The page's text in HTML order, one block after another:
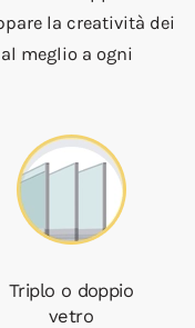
la creatività dei
meglio a ogni
Triplo o doppio
vetro